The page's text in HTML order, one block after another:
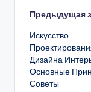
записи
Предыдущая
Искусство
Дизайна
Основные
Советы